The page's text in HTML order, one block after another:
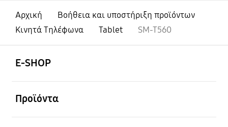
Αρχική
Βοήθεια και υποστήριξη προϊόντων
Κινητά Τηλέφωνα
Tablet SM-T560
E-SHOP
Προϊόντα